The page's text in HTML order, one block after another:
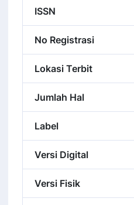
ISSN
No Registrasi
Lokasi Terbit
Jumlah Hal
Label
Versi Digital
Versi Fisik